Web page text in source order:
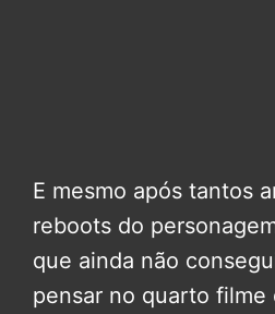
E mesmo após tantos
reboots do
que ainda não
pensar no quarto filme